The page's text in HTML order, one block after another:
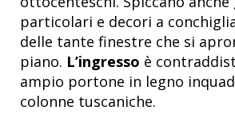
particolari e decori a
delle tante finestre che si
piano. L’ingresso è
ampio portone in legno
colonne tuscaniche.